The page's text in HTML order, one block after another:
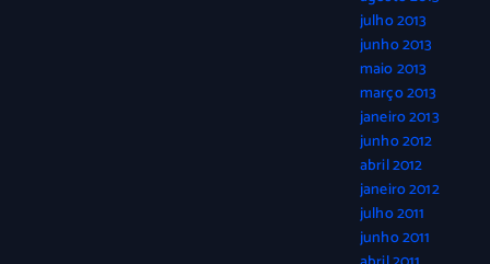
julho 2013
junho 2013
maio 2013
março 2013
janeiro 2013
junho 2012
abril 2012
janeiro 2012
julho 2011
junho 2011